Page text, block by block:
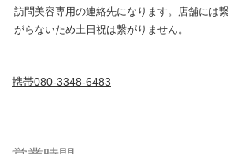
​​訪問美容専用の連絡先になります。店舗には繋
がらないため土日祝は繋がりません。
携帯080-3348-6483